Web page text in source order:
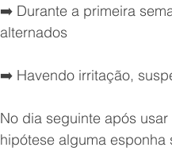
➡️ Durante a primeira
alternados
➡️ Havendo irritação,
No dia seguinte após
hipótese alguma